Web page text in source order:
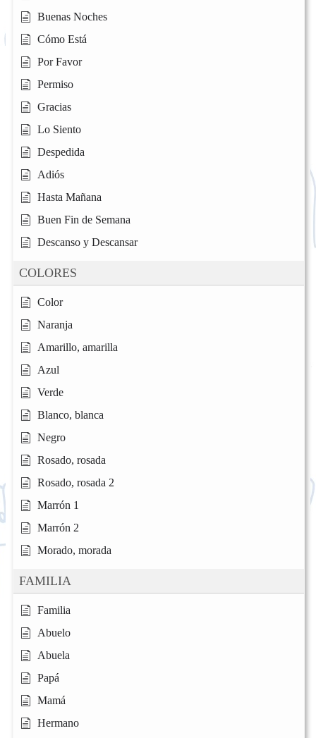
Buenas Noches
Cómo Está
Por Favor
Permiso
Gracias
Lo Siento
Despedida
Adiós
Hasta Mañana
Buen Fin de Semana
Descanso y Descansar
COLORES
Color
Naranja
Amarillo, amarilla
Azul
Verde
Blanco, blanca
Negro
Rosado, rosada
Rosado, rosada 2
Marrón 1
Marrón 2
Morado, morada
FAMILIA
Familia
Abuelo
Abuela
Papá
Mamá
Hermano